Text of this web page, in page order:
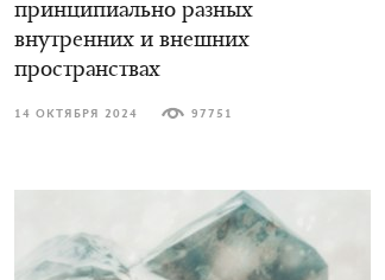
принципиально разных
внутренних и внешних
пространствах
14 ОКТЯБРЯ 2024 97751